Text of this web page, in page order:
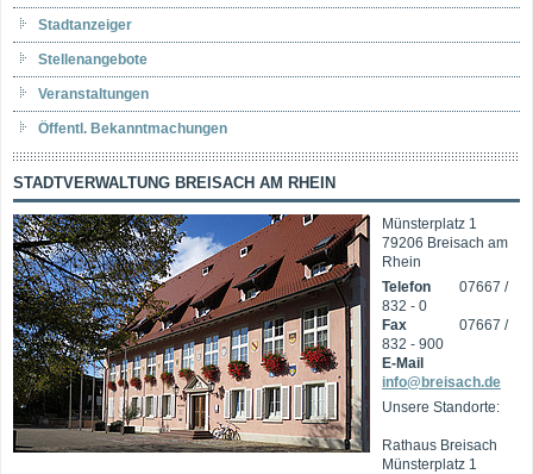
Stadtanzeiger
Stellenangebote
Veranstaltungen
Öffentl. Bekanntmachungen
STADTVERWALTUNG BREISACH AM RHEIN
Münsterplatz 1
79206 Breisach am
Rhein
Telefon
07667 /
832 - 0
Fax
07667 /
832 - 900
E-Mail
info@breisach.de
Unsere Standorte:
Rathaus Breisach
Münsterplatz 1